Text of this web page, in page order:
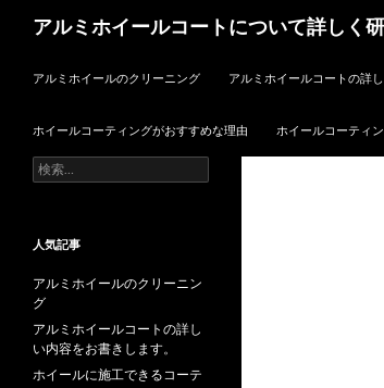
アルミホイールコートについて詳しく研
アルミホイールのクリーニング
アルミホイールコートの詳
ホイールコーティングがおすすめな理由 ホイールコーティ
検
索:
人気記事
アルミホイールのクリーニン
グ
アルミホイールコートの詳し
い内容をお書きします。
ホイールに施工できるコーテ